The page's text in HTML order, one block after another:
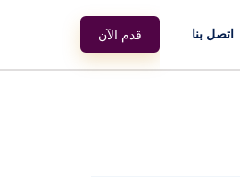
اتصل بنا قدم الآن